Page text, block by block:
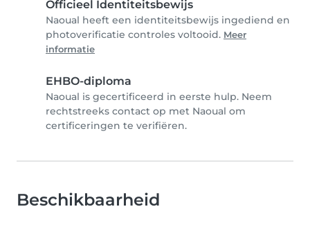
Officieel Identiteitsbewijs
Naoual heeft een identiteitsbewijs ingediend en
photoverificatie controles voltooid. Meer
informatie
EHBO-diploma
Naoual is gecertificeerd in eerste hulp. Neem
rechtstreeks contact op met Naoual om
certificeringen te verifiëren.
Beschikbaarheid